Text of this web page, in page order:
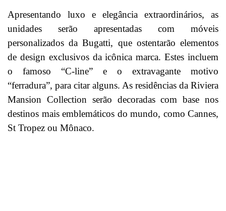
Apresentando luxo e elegância extraordinários, as
unidades serão apresentadas com móveis
personalizados da Bugatti, que ostentarão elementos
de design exclusivos da icônica marca. Estes incluem
o famoso “C-line” e o extravagante motivo
“ferradura”, para citar alguns. As residências da Riviera
Mansion Collection serão decoradas com base nos
destinos mais emblemáticos do mundo, como Cannes,
St Tropez ou Mônaco.